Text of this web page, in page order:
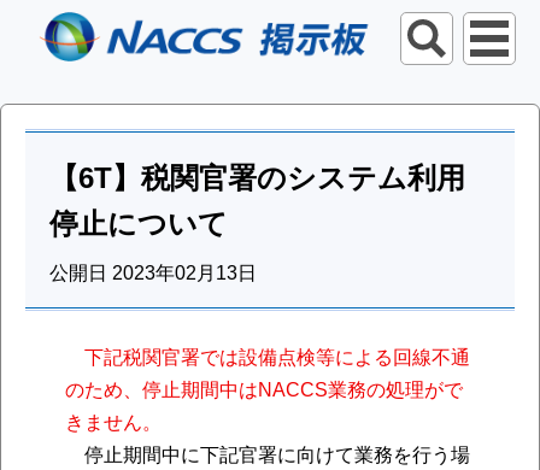
【6T】税関官署のシステム利用
停止について
公開日 2023年02月13日
下記税関官署では設備点検等による回線不通
のため、停止期間中はNACCS業務の処理がで
きません。
停止期間中に下記官署に向けて業務を行う場